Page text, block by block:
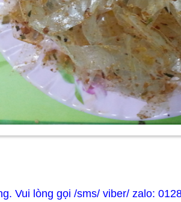
Vui lòng gọi /sms/ viber/ zalo: